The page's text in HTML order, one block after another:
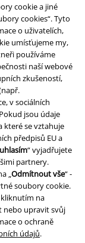
cookie a jiné
cookies“. Tyto
o uživatelích,
umísťujeme my,
používáme
naší webové
zkušeností,
v sociálních
jsou údaje
které se vztahuje
předpisů EU a
“ vyjadřujete
partnery.
„ Odmítnout vše“ -
soubory cookie.
na
nebo upravit svůj
o ochraně
údajů.